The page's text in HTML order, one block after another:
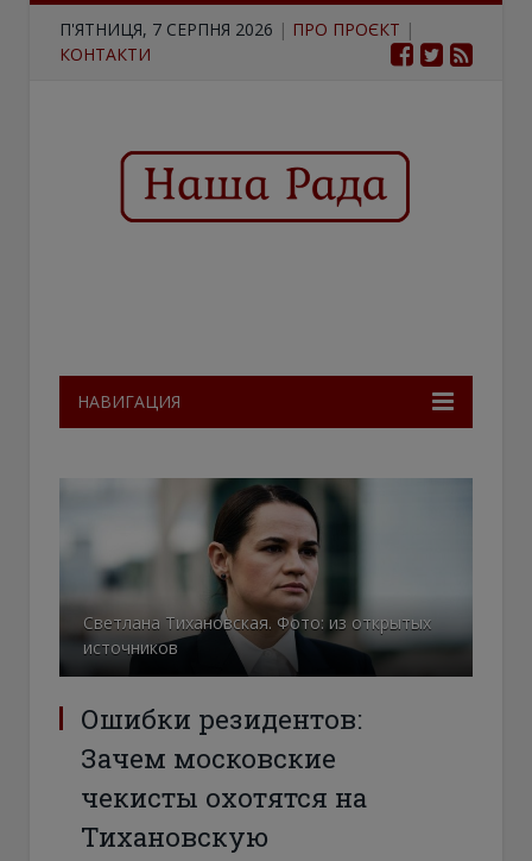
П'ЯТНИЦЯ, 7 СЕРПНЯ 2026 | ПРО ПРОЄКТ |
КОНТАКТИ
НАВИГАЦИЯ
Светлана Тихановская. Фото: из открытых
источников
Ошибки резидентов:
Зачем московские
чекисты охотятся на
Тихановскую